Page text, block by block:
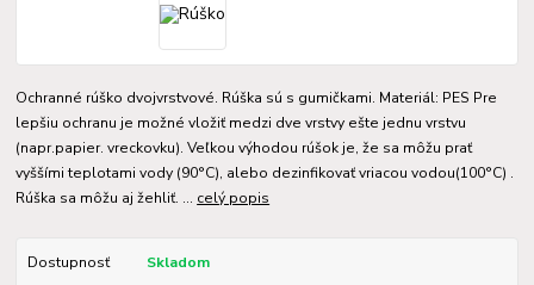
Ochranné rúško dvojvrstvové. Rúška sú s gumičkami. Materiál: PES Pre
lepšiu ochranu je možné vložiť medzi dve vrstvy ešte jednu vrstvu
(napr.papier. vreckovku). Veľkou výhodou rúšok je, že sa môžu prať
vyššími teplotami vody (90°C), alebo dezinfikovať vriacou vodou(100°C) .
Rúška sa môžu aj žehliť. ... celý popis
Dostupnosť
Skladom